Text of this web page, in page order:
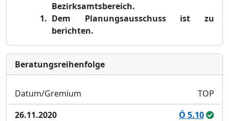
Bezirksamtsbereich.
Dem Planungsausschuss ist zu
berichten.
Bera­tungs­reihen­folge
Datum/Gremium
TOP
26.11.2020
Ö 5.10